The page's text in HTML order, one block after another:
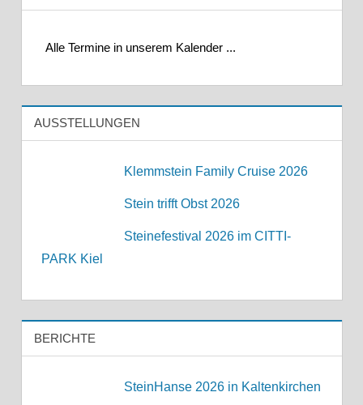
Alle Termine in unserem Kalender ...
AUSSTELLUNGEN
Klemmstein Family Cruise 2026
Stein trifft Obst 2026
Steinefestival 2026 im CITTI-
PARK Kiel
BERICHTE
SteinHanse 2026 in Kaltenkirchen